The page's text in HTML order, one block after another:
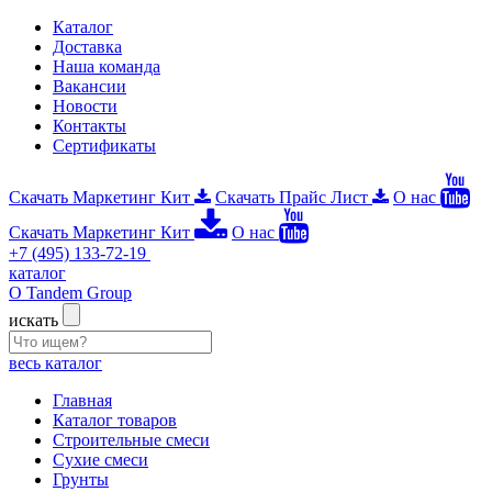
Каталог
Доставка
Наша команда
Вакансии
Новости
Контакты
Сертификаты
Скачать Маркетинг Кит Скачать Прайс Лист
О нас
Скачать Маркетинг Кит
О нас
+7 (495) 133-72-19
каталог
О Tandem Group
искать
весь каталог
Главная
Каталог товаров
Строительные смеси
Сухие смеси
Грунты